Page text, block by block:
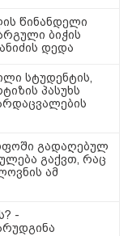
და
წინანდელი
ბიჭის
დედა
სტუდენტის,
პასუხს
გადაღებულ
გაქვთ, რაც
ამ
-